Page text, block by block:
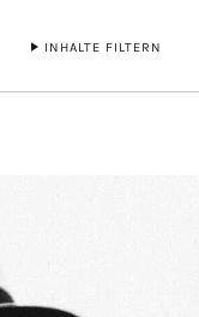
INHALTE FILTERN